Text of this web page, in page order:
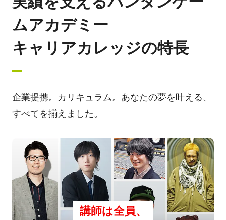
ムアカデミー
キャリアカレッジの特長
企業提携。カリキュラム。あなたの夢を叶える、
すべてを揃えました。
講師は全員、